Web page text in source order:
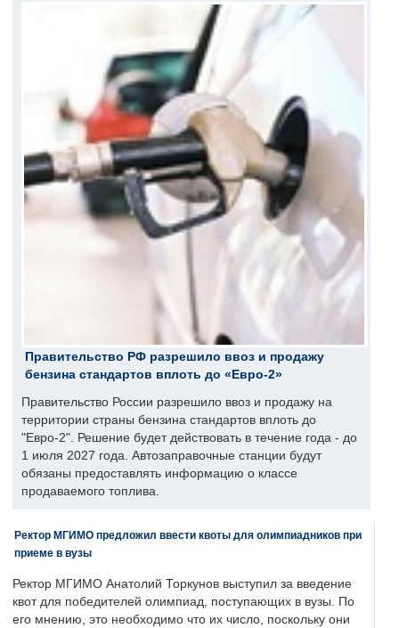
Правительство РФ разрешило ввоз и продажу
бензина стандартов вплоть до «Евро-2»
Правительство России разрешило ввоз и продажу на
территории страны бензина стандартов вплоть до
"Евро-2". Решение будет действовать в течение года - до
1 июля 2027 года. Автозаправочные станции будут
обязаны предоставлять информацию о классе
продаваемого топлива.
Ректор МГИМО предложил ввести квоты для олимпиадников при
приеме в вузы
Ректор МГИМО Анатолий Торкунов выступил за введение
квот для победителей олимпиад, поступающих в вузы. По
его мнению, это необходимо что их число, поскольку они